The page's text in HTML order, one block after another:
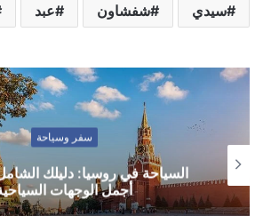
سيدي شفشاون عبد
سفر وسياحة
السياحة في روسيا: دليلك
أجمل الوجهات